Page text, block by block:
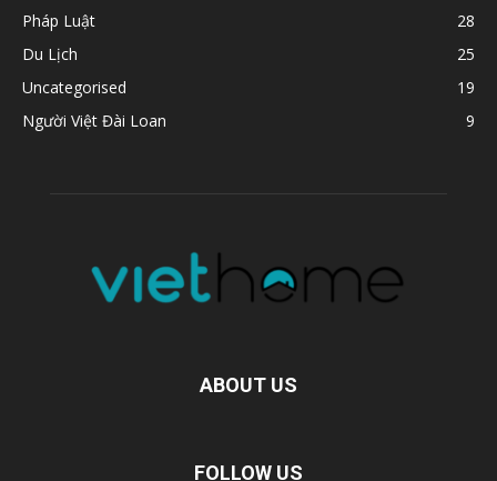
Pháp Luật
28
Du Lịch
25
Uncategorised
19
Người Việt Đài Loan
9
ABOUT US
FOLLOW US